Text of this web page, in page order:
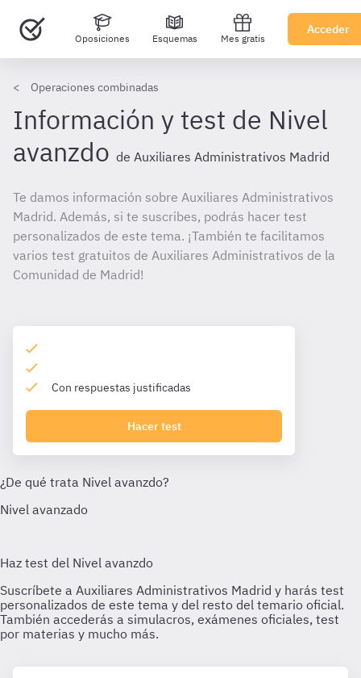
Oposiciones Esquemas Mes gratis
Acceder
Operaciones combinadas
Información y test de Nivel
avanzdo de Auxiliares Administrativos Madrid
Te damos información sobre Auxiliares Administrativos
Madrid. Además, si te suscribes, podrás hacer test
personalizados de este tema. ¡También te facilitamos
varios test gratuitos de Auxiliares Administrativos de la
Comunidad de Madrid!
Con respuestas justificadas
Hacer test